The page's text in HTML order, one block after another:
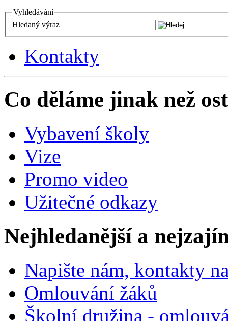
Vyhledávání
Hledaný výraz
Kontakty
Co děláme jinak než
Vybavení školy
Vize
Promo video
Užitečné odkazy
Nejhledanější a
Napište nám, kontakty
Omlouvání žáků
Školní družina -